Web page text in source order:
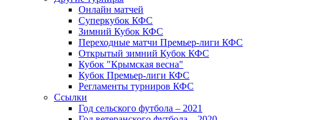
Онлайн матчей
Суперкубок КФС
Зимний Кубок КФС
Переходные матчи Премьер-лиги КФС
Открытый зимний Кубок КФС
Кубок "Крымская весна"
Кубок Премьер-лиги КФС
Регламенты турниров КФС
Ссылки
Год сельского футбола – 2021